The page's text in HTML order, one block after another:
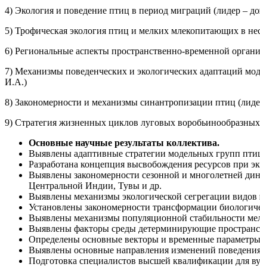
4) Экология и поведение птиц в период миграций (лидер –
5) Трофическая экология птиц и мелких млекопитающих в
6) Региональные аспекты пространственно-временной
7) Механизмы поведенческих и экологических адаптаций
И.А.)
8) Закономерности и механизмы синантропизации птиц
9) Стратегия жизненных циклов луговых
Основные научные результаты коллектива.
Выявлены адаптивные стратегии модельных групп
Разработана концепция высвобождения ресурсов при
Выявлены закономерности сезонной и многолетней
Центральной Индии, Тувы и др.
Выявлены механизмы экологической сегрегации
Установлены закономерности трансформации
Выявлены механизмы популяционной стабильности
Выявлены факторы среды детерминирующие
Определены основные векторы и временные
Выявлены основные направления изменений
Подготовка специалистов высшей квалификации для